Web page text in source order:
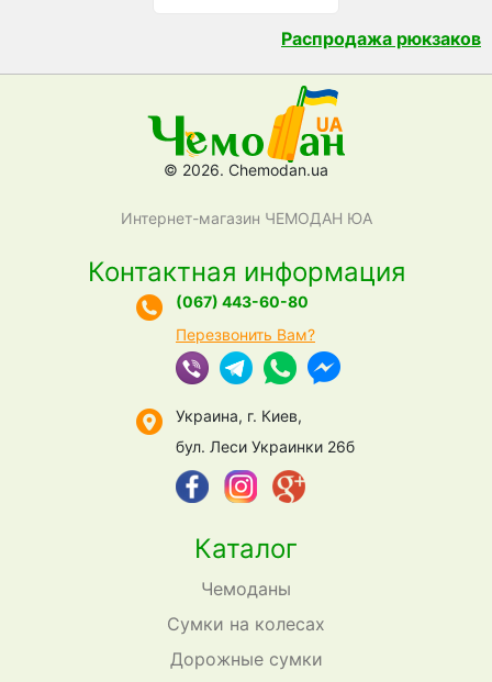
Распродажа рюкзаков
© 2026. Chemodan.ua
Интернет-магазин ЧЕМОДАН ЮА
Каталог
Чемоданы
Сумки на колесах
Дорожные сумки
Контактная информация
(067) 443-60-80
Перезвонить Вам?
Украина, г. Киев,
бул. Леси Украинки 26б